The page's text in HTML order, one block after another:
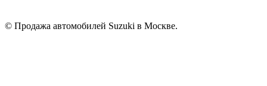
© Продажа автомобилей Suzuki в Москве.